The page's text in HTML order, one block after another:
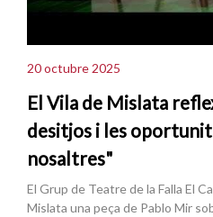
20 octubre 2025
El Vila de Mislata
desitjos i les
nosaltres"
El Grup de Teatre de la Falla El
Mislata una peça de Pablo Mir